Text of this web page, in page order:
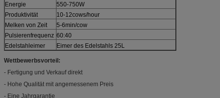
Energie
550-750W
Produktivität
10-12cows/hour
Melken von Zeit
5-6min/cow
Pulsierenfrequenz 60:40
Edelstahleimer
Eimer des Edelstahls 25L
Wettbewerbsvorteil:
- Fertigung und Verkauf direkt
- Hohe Qualität mit angemessenem Preis
- Eine Jahrgarantie